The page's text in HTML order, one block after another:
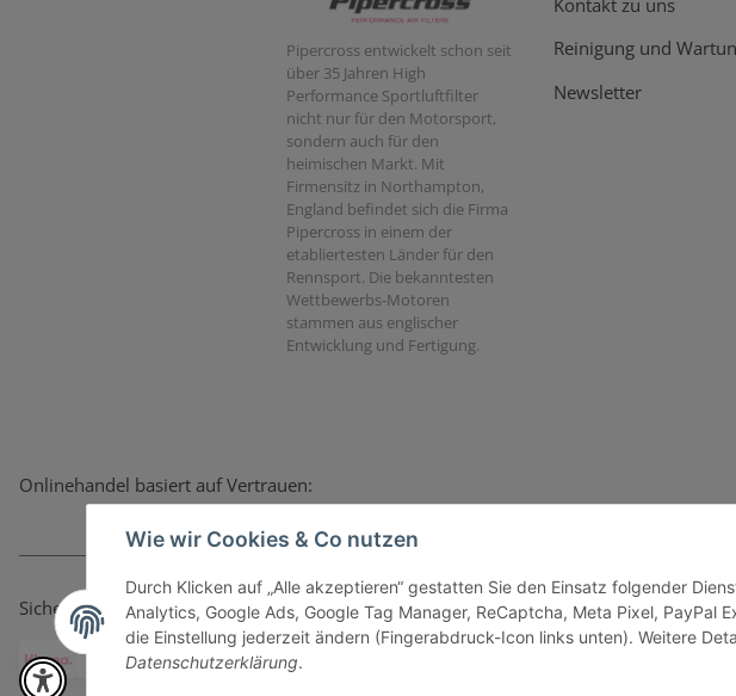
Wie wir Cookies & Co nutzen
Durch Klicken auf „Alle akzeptieren“ gestatten Sie den Einsatz folgender
Analytics, Google Ads, Google Tag Manager, ReCaptcha, Meta Pixel, PayPal
die Einstellung jederzeit ändern (Fingerabdruck-Icon links unten). Weitere
Datenschutzerklärung.
Pipercross entwickelt schon seit
über 35 Jahren High
Performance Sportluftfilter
nicht nur für den Motorsport,
sondern auch für den
heimischen Markt. Mit
Firmensitz in Northampton,
England befindet sich die Firma
Pipercross in einem der
etabliertesten Länder für den
Rennsport. Die bekanntesten
Wettbewerbs-Motoren
stammen aus englischer
Entwicklung und Fertigung.
Kontakt zu uns
Reinigung und
Newsletter
Onlinehandel basiert auf Vertrauen:
Sicher bezahlen via: